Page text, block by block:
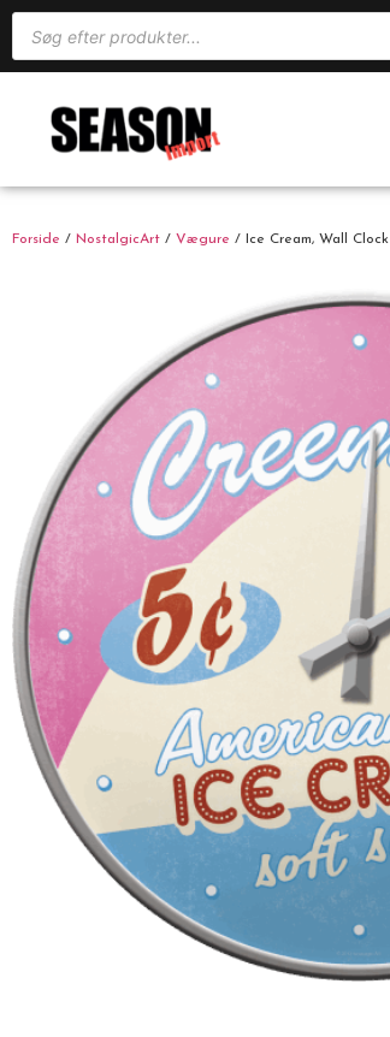
Forside / NostalgicArt / Vægure / Ice Cream, Wall Clock